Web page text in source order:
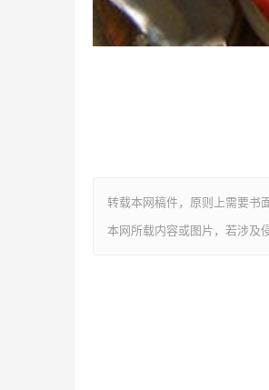
转载本网稿件，原则上需要书
本网所载内容或图片，若涉及